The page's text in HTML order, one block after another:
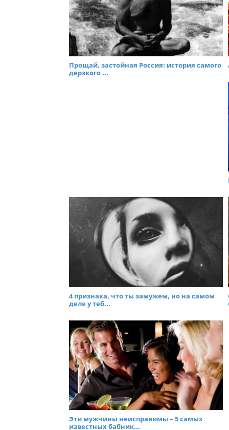
Прощай, застойная Россия: история самого
дерзкого ...
4 признака, что ты замужем, но на самом
деле у теб...
Эти мужчины неисправимы – 5 самых
известных бабник...